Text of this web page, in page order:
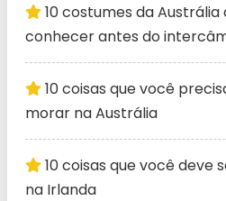
10 costumes da
conhecer antes do
10 coisas que você
morar na Austrália
10 coisas que você
na Irlanda